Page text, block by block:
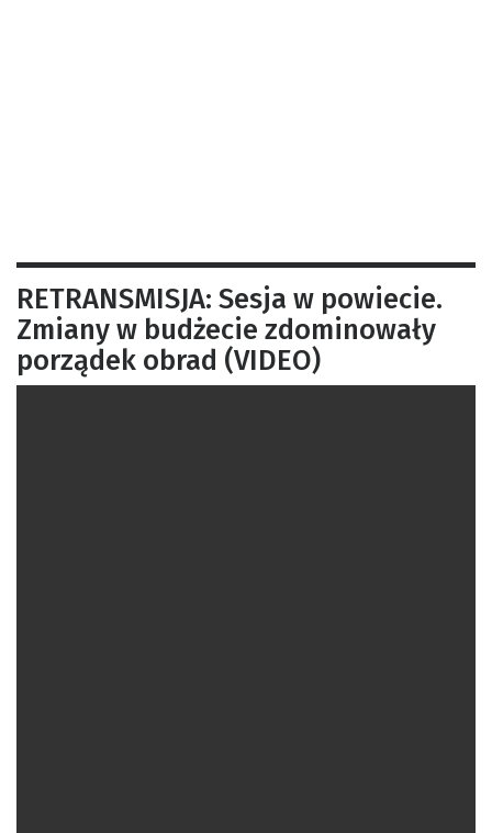
RETRANSMISJA: Sesja w powiecie.
Zmiany w budżecie zdominowały
porządek obrad (VIDEO)